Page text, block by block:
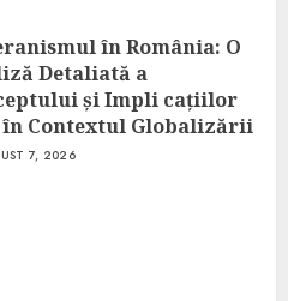
în România: O
Detaliată a
și Impli cațiilor
în Contextul Globalizării
7, 2026